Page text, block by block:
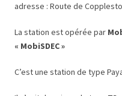
adresse : Route de
La station est opérée par
« MobiSDEC »
C’est une station de type